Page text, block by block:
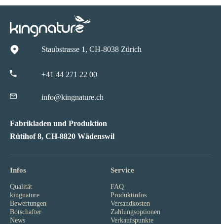
Staubstrasse 1, CH-8038 Zürich
+41 44 271 22 00
info@kingnature.ch
Fabrikladen und Produktion
Rütihof 8, CH-8820 Wädenswil
Infos
Qualität
kingnature
Bewertungen
Botschafter
News
Service
FAQ
Produktinfos
Versandkosten
Zahlungsoptionen
Verkaufspunkte